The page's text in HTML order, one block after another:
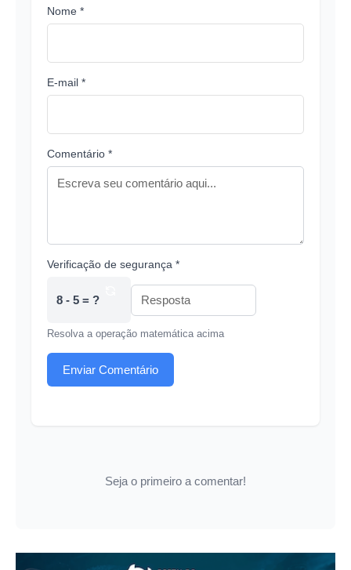
Nome *
E-mail *
Comentário *
Verificação de segurança *
8 - 5 = ?
Resolva a operação matemática acima
Enviar Comentário
Seja o primeiro a comentar!